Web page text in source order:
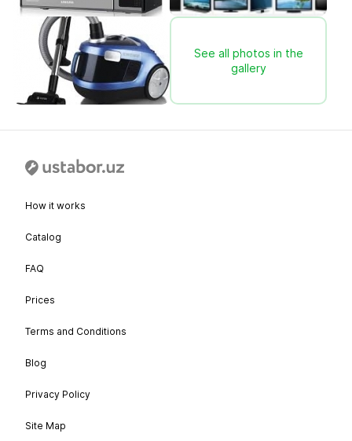
See all photos in the
gallery
How it works
Catalog
FAQ
Prices
Terms and Conditions
Blog
Privacy Policy
Site Map